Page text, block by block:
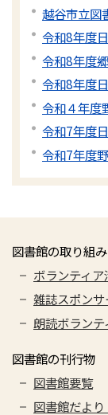
越谷市立図
令和8年度
令和8年度
令和8年度
令和４年度
令和7年度
令和7年度
図書館の取り組み
ボランティア
雑誌スポンサ
朗読ボランテ
図書館の刊行物
図書館要覧
図書館だより